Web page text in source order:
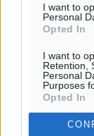
I want to
Personal
Opted In
I want to
Retention,
Personal
Purposes
Opted In
Αθλητικά• πριν
Ευρωπαϊκό
Μαγκούλια,
Αθλητικά• πριν